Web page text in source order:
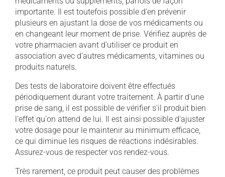
importante. Il est toutefois possible d'en prévenir
plusieurs en ajustant la dose de vos médicaments ou
en changeant leur moment de prise. Vérifiez auprès de
votre pharmacien avant d'utiliser ce produit en
association avec d'autres médicaments, vitamines ou
produits naturels.
Des tests de laboratoire doivent être effectués
périodiquement durant votre traitement. À partir d'une
prise de sang, il est possible de vérifier s'il produit bien
l'effet qu'on attend de lui. Il est ainsi possible d'ajuster
votre dosage pour le maintenir au minimum efficace,
ce qui diminue les risques de réactions indésirables.
Assurez-vous de respecter vos rendez-vous.
Très rarement, ce produit peut causer des problèmes